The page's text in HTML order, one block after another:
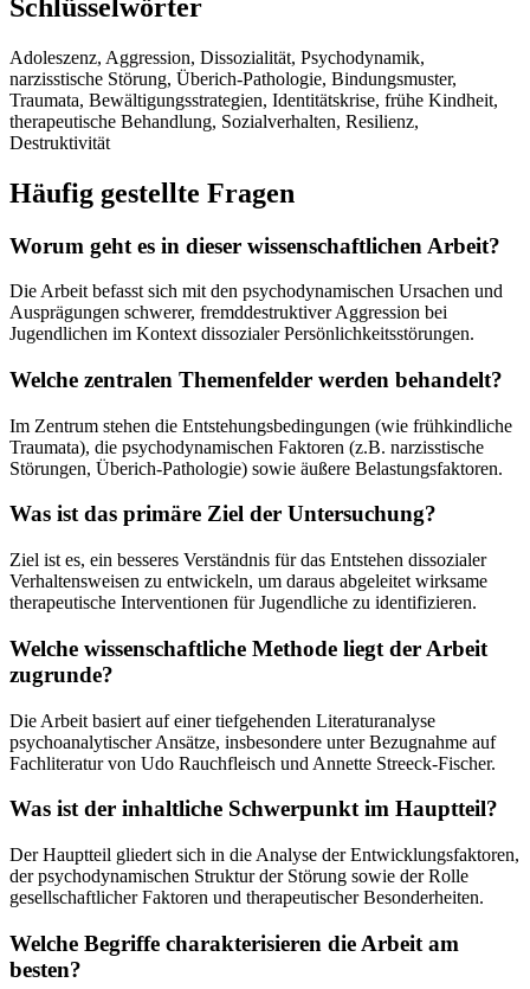
Schlüsselwörter
Adoleszenz, Aggression, Dissozialität, Psychodynamik,
narzisstische Störung, Überich-Pathologie, Bindungsmuster,
Traumata, Bewältigungsstrategien, Identitätskrise, frühe Kindheit,
therapeutische Behandlung, Sozialverhalten, Resilienz,
Destruktivität
Häufig gestellte Fragen
Worum geht es in dieser wissenschaftlichen Arbeit?
Die Arbeit befasst sich mit den psychodynamischen Ursachen und
Ausprägungen schwerer, fremddestruktiver Aggression bei
Jugendlichen im Kontext dissozialer Persönlichkeitsstörungen.
Welche zentralen Themenfelder werden behandelt?
Im Zentrum stehen die Entstehungsbedingungen (wie frühkindliche
Traumata), die psychodynamischen Faktoren (z.B. narzisstische
Störungen, Überich-Pathologie) sowie äußere Belastungsfaktoren.
Was ist das primäre Ziel der Untersuchung?
Ziel ist es, ein besseres Verständnis für das Entstehen dissozialer
Verhaltensweisen zu entwickeln, um daraus abgeleitet wirksame
therapeutische Interventionen für Jugendliche zu identifizieren.
Welche wissenschaftliche Methode liegt der Arbeit
zugrunde?
Die Arbeit basiert auf einer tiefgehenden Literaturanalyse
psychoanalytischer Ansätze, insbesondere unter Bezugnahme auf
Fachliteratur von Udo Rauchfleisch und Annette Streeck-Fischer.
Was ist der inhaltliche Schwerpunkt im Hauptteil?
Der Hauptteil gliedert sich in die Analyse der Entwicklungsfaktoren,
der psychodynamischen Struktur der Störung sowie der Rolle
gesellschaftlicher Faktoren und therapeutischer Besonderheiten.
Welche Begriffe charakterisieren die Arbeit am
besten?